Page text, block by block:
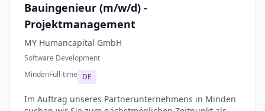
Bauingenieur (m/w/d) -
Projektmanagement
MY Humancapital GmbH
Software Development
MindenFull-time DE
Im Auftrag unseres Partnerunternehmens in Minden